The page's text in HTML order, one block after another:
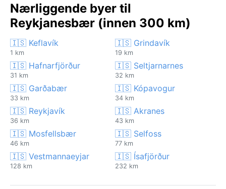
Nærliggende byer til
Reykjanesbær (innen 300 km)
🇮🇸 Keflavík
1 km
🇮🇸 Grindavík
19 km
🇮🇸 Hafnarfjörður
31 km
🇮🇸 Seltjarnarnes
32 km
🇮🇸 Garðabær
33 km
🇮🇸 Kópavogur
34 km
🇮🇸 Reykjavík
36 km
🇮🇸 Akranes
43 km
🇮🇸 Mosfellsbær
46 km
🇮🇸 Selfoss
77 km
🇮🇸 Vestmannaeyjar
128 km
🇮🇸 Ísafjörður
232 km